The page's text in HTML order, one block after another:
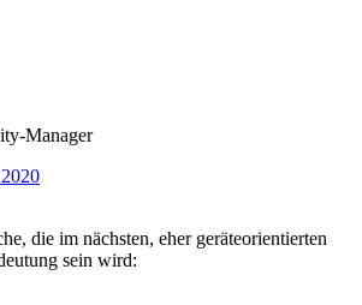
Manager
die im nächsten, eher geräteorientierten
sein wird: